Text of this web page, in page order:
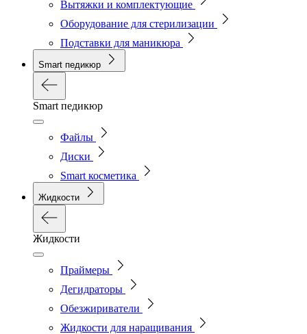
Вытяжки и комплектующие
Оборудование для стерилизации
Подставки для маникюра
Smart педикюр
Smart педикюр
Файлы
Диски
Smart косметика
Жидкости
Жидкости
Праймеры
Дегидраторы
Обезжириватели
Жидкости для наращивания